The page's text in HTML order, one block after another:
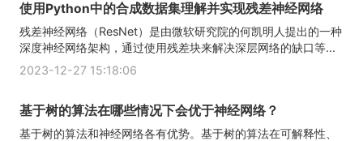
使用Python中的合成数据集理解并实现残差神经网络
残差神经网络（ResNet）是由微软研究院的何凯明人提出的一种
深度神经网络架构，通过使用残差块来解决深层网络的缺口等...
2023-12-27 15:18:06
基于树的算法在哪些情况下会优于神经网络？
基于树的算法和神经网络各有优势。基于树的算法在可解释性、